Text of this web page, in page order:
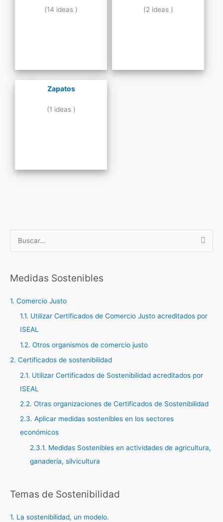
(14 ideas ) (2 ideas )
Zapatos
(1 ideas )
c
r
:
Medidas Sostenibles
1. Comercio Justo
1.1. Utilizar Certificados de Comercio Justo acreditados por
ISEAL
1.2. Otros organismos de comercio justo
2. Certificados de sostenibilidad
2.1. Utilizar Certificados de Sostenibilidad acreditados por
ISEAL
2.2. Otras organizaciones de Certificados de Sostenibilidad
2.3. Aplicar medidas sostenibles en los sectores
económicos
2.3.1. Medidas Sostenibles en actividades de agricultura,
ganadería, silvicultura
Temas de Sostenibilidad
1. La sostenibilidad, un modelo.